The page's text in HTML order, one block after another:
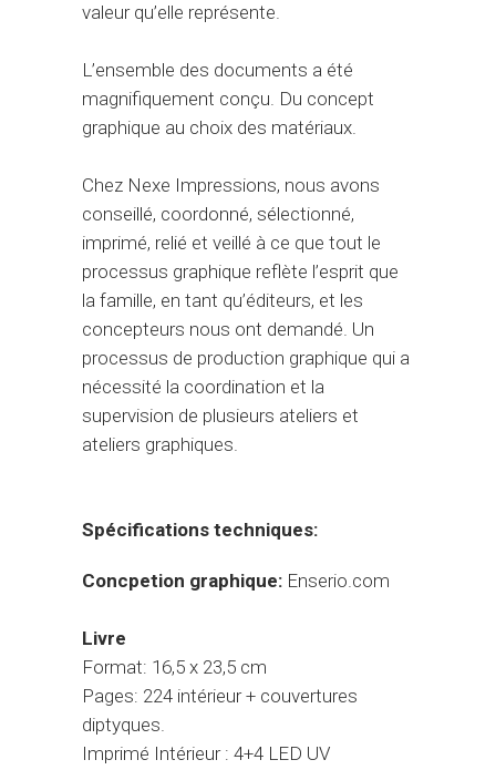
valeur qu’elle représente.
L’ensemble des documents a été
magnifiquement conçu. Du concept
graphique au choix des matériaux.
Chez Nexe Impressions, nous avons
conseillé, coordonné, sélectionné,
imprimé, relié et veillé à ce que tout le
processus graphique reflète l’esprit que
la famille, en tant qu’éditeurs, et les
concepteurs nous ont demandé. Un
processus de production graphique qui a
nécessité la coordination et la
supervision de plusieurs ateliers et
ateliers graphiques.
Spécifications techniques:
Concpetion graphique: Enserio.com
Livre
Format: 16,5 x 23,5 cm
Pages: 224 intérieur + couvertures
diptyques.
Imprimé Intérieur : 4+4 LED UV